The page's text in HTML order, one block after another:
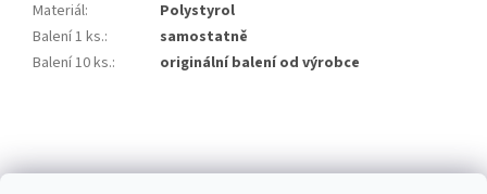
Materiál:
Polystyrol
Balení 1 ks.:
samostatně
Balení 10 ks.: originální balení od výrobce
p